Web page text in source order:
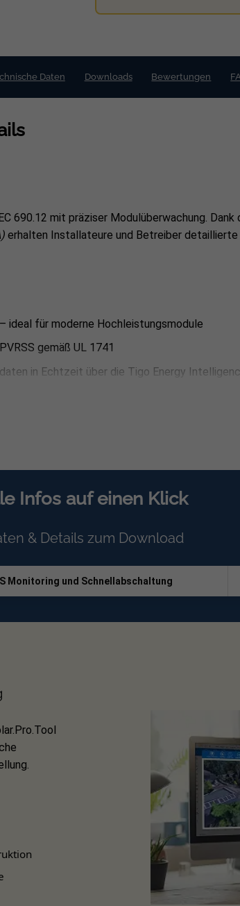
Daten Downloads Bewertungen
690.12 mit präziser Modulüberwachung.
erhalten Installateure und Betreiber
ideal für moderne Hochleistungsmodule
gemäß UL 1741
in Echtzeit über die Tigo Energy
anschließend das lange Ausgangskabel zum
(max. 10 m Entfernung) und mit dem
abzudecken.
allerkompatibler Wechselrichter
einzelnen Modulen
(CCA-Kit)
von Verschattung betroffenen Modulen oder
Infos auf einen Klick
& Details zum Download
Monitoring und Schnellabschaltung